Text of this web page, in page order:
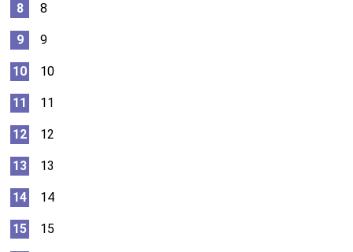
8
9
10
11
12
13
14
15